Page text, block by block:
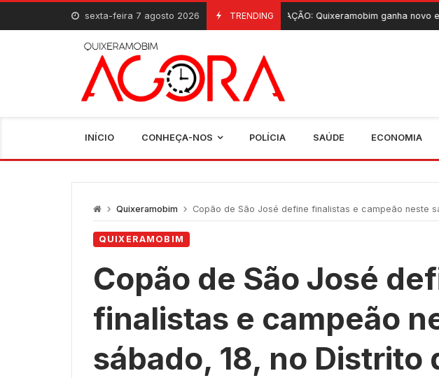
Skip
content
sexta-feira 7 agosto 2026 TRENDING
6 De Agosto, 2026 INAUGURAÇÃO: Quixeramobim ganha novo
INÍCIO CONHEÇA-NOS POLÍCIA SAÚDE ECONOMIA
Quixeramobim Copão de São José define finalistas e campeão neste
QUIXERAMOBIM
Copão de São José
finalistas e campeão
sábado, 18, no Distrito